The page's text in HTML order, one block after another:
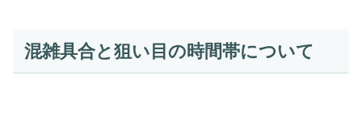
混雑具合と狙い目の時間帯について